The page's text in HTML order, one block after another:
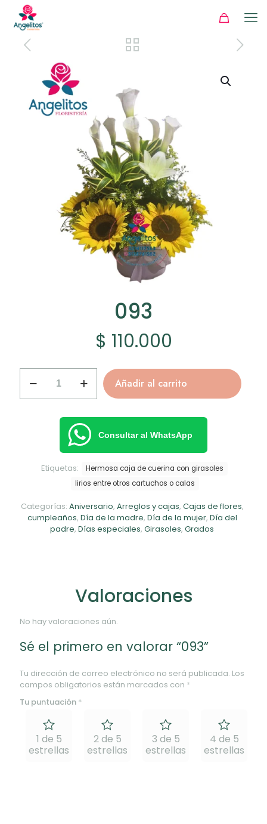
093
$ 110.000
cantidad
Añadir al carrito
Consultar al WhatsApp
Categorías: Aniversario, Arreglos y cajas, Cajas de flores,
cumpleaños, Día de la madre, Día de la mujer, Día del
padre, Días especiales, Girasoles, Grados
Etiquetas:
Hermosa caja de cuerina con girasoles
lirios entre otros cartuchos o calas
Valoraciones
No hay valoraciones aún.
Sé el primero en valorar “093”
Tu dirección de correo electrónico no será publicada. Los
campos obligatorios están marcados con *
Tu puntuación *
1 de 5
estrellas
2 de 5
estrellas
3 de 5
estrellas
4 de 5
estrellas